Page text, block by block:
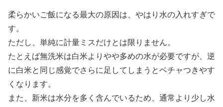
柔らかいご飯になる最大の原因は、やはり水の入れすぎで
す。
ただし、単純に計量ミスだけとは限りません。
たとえば無洗米は白米よりやや多めの水が必要ですが、逆
に白米と同じ感覚でさらに足してしまうとベチャつきやす
くなります。
また、新米は水分を多く含んでいるため、通常より少し水